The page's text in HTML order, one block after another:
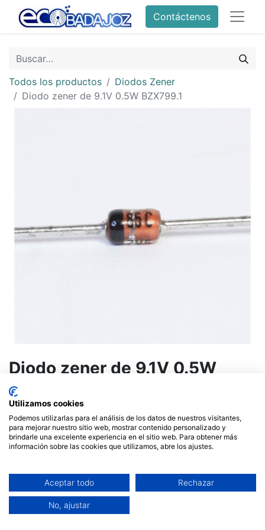
Contáctenos
Todos los productos
Diodos Zener
Diodo zener de 9.1V 0.5W BZX799.1
Diodo zener de 9.1V 0.5W
BZX799.1
0,17€
AÑADIR AL CARRITO
Utilizamos cookies
Podemos utilizarlas para el análisis de los datos de nuestros visitantes,
para mejorar nuestro sitio web, mostrar contenido personalizado y
brindarle una excelente experiencia en el sitio web. Para obtener más
información sobre las cookies que utilizamos, abre los ajustes.
Aceptar todo Rechazar
No, ajustar